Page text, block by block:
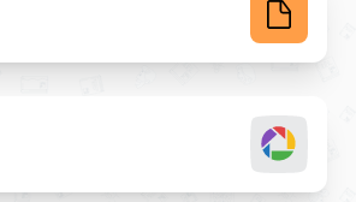
file formats into QR Codes easily